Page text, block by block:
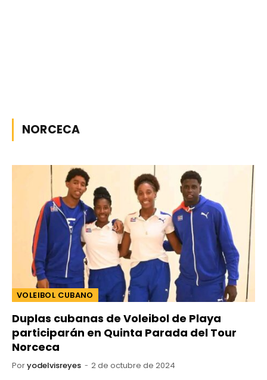
NORCECA
VOLEIBOL CUBANO
Duplas cubanas de Voleibol de Playa
participarán en Quinta Parada del Tour
Norceca
Poryodelvisreyes 2 de octubre de 2024